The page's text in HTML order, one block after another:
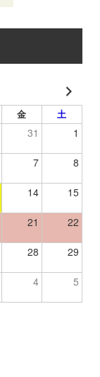
金 土
31 1
7 8
14 15
21 22
28 29
4 5